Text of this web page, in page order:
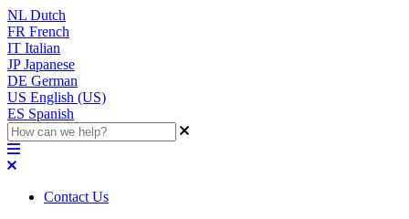
NL Dutch
FR French
IT Italian
JP Japanese
DE German
US English (US)
ES Spanish
Contact Us